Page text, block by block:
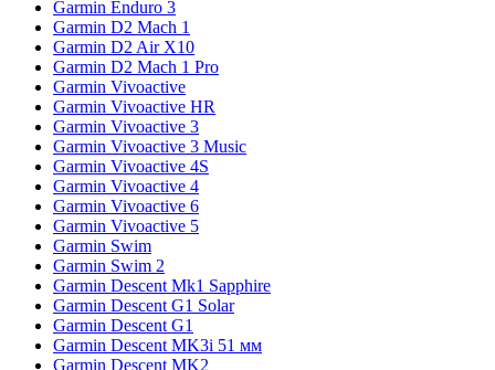
Garmin Enduro 3
Garmin D2 Mach 1
Garmin D2 Air X10
Garmin D2 Mach 1 Pro
Garmin Vivoactive
Garmin Vivoactive HR
Garmin Vivoactive 3
Garmin Vivoactive 3 Music
Garmin Vivoactive 4S
Garmin Vivoactive 4
Garmin Vivoactive 6
Garmin Vivoactive 5
Garmin Swim
Garmin Swim 2
Garmin Descent Mk1 Sapphire
Garmin Descent G1 Solar
Garmin Descent G1
Garmin Descent MK3i 51 мм
Garmin Descent MK2